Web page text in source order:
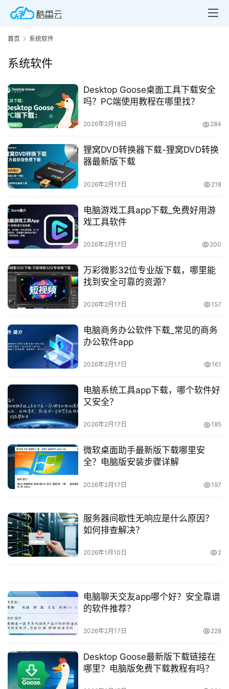
首
页
产
品
与
互
联
网
+
动
关
于
我
们
首页 系统软件
系统软件
Desktop Goose桌面工具下载安全
吗？PC端使用教程在哪里找？
2026年2月18日 284
狸窝DVD转换器下载-狸窝DVD转换
器最新版下载
2026年2月17日 218
电脑游戏工具app下载_免费好用游
戏工具软件
2026年2月17日 200
万彩微影32位专业版下载，哪里能
找到安全可靠的资源？
2026年2月17日 157
电脑商务办公软件下载_常见的商务
办公软件app
2026年2月17日 161
电脑系统工具app下载，哪个软件好
又安全？
2026年2月17日 185
微软桌面助手最新版下载哪里安
全？电脑版安装步骤详解
2026年2月17日 197
服务器间歇性无响应是什么原因？
如何排查解决？
2026年1月10日 2
电脑聊天交友app哪个好？安全靠谱
的软件推荐？
2026年2月17日 228
Desktop Goose最新版下载链接在
哪里？电脑版免费下载教程有吗？